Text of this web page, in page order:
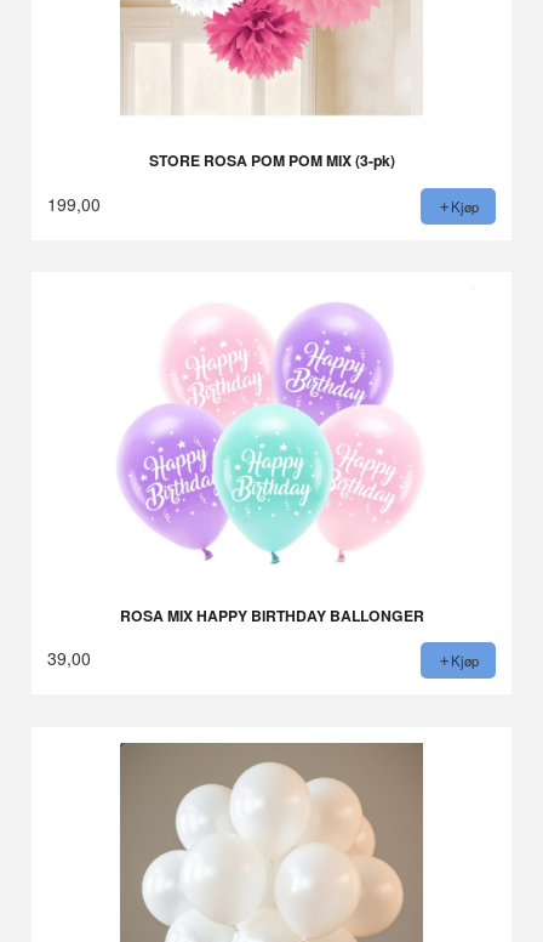
STORE ROSA POM POM MIX (3-pk)
199,00 Kjøp
ROSA MIX HAPPY BIRTHDAY BALLONGER
39,00 Kjøp